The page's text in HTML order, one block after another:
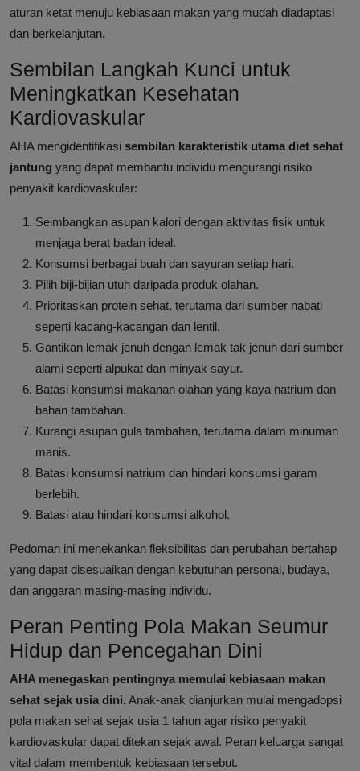
aturan ketat menuju kebiasaan makan yang mudah diadaptasi
dan berkelanjutan.
Sembilan Langkah Kunci untuk
Meningkatkan Kesehatan
Kardiovaskular
AHA mengidentifikasi sembilan karakteristik utama diet sehat
jantung yang dapat membantu individu mengurangi risiko
penyakit kardiovaskular:
Seimbangkan asupan kalori dengan aktivitas fisik untuk
menjaga berat badan ideal.
Konsumsi berbagai buah dan sayuran setiap hari.
Pilih biji-bijian utuh daripada produk olahan.
Prioritaskan protein sehat, terutama dari sumber nabati
seperti kacang-kacangan dan lentil.
Gantikan lemak jenuh dengan lemak tak jenuh dari sumber
alami seperti alpukat dan minyak sayur.
Batasi konsumsi makanan olahan yang kaya natrium dan
bahan tambahan.
Kurangi asupan gula tambahan, terutama dalam minuman
manis.
Batasi konsumsi natrium dan hindari konsumsi garam
berlebih.
Batasi atau hindari konsumsi alkohol.
Pedoman ini menekankan fleksibilitas dan perubahan bertahap
yang dapat disesuaikan dengan kebutuhan personal, budaya,
dan anggaran masing-masing individu.
Peran Penting Pola Makan Seumur
Hidup dan Pencegahan Dini
AHA menegaskan pentingnya memulai kebiasaan makan
sehat sejak usia dini. Anak-anak dianjurkan mulai mengadopsi
pola makan sehat sejak usia 1 tahun agar risiko penyakit
kardiovaskular dapat ditekan sejak awal. Peran keluarga sangat
vital dalam membentuk kebiasaan tersebut.